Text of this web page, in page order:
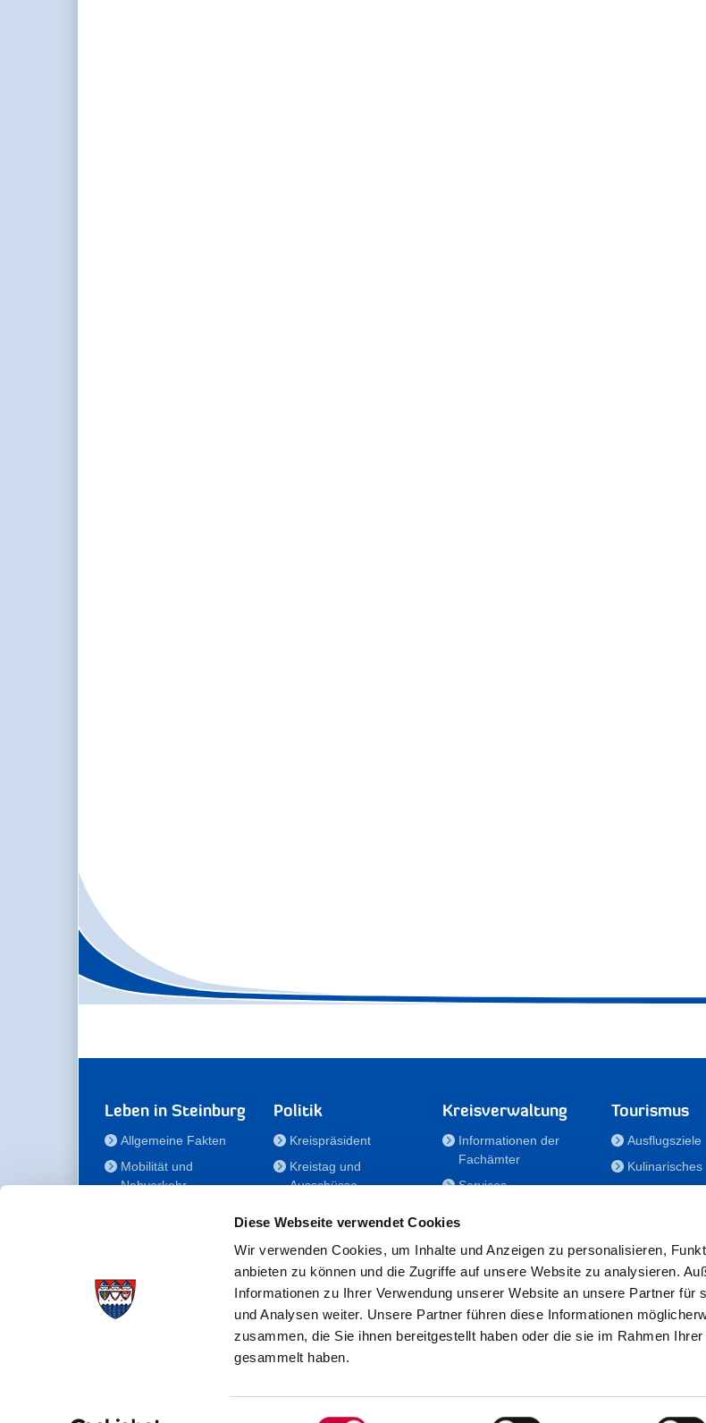
Diese Webseite verwendet Cookies
Wir verwenden Cookies, um Inhalte und Anzeigen zu personalisieren,
anbieten zu können und die Zugriffe auf unsere Website zu analysieren.
Informationen zu Ihrer Verwendung unserer Website an unsere Partner für
und Analysen weiter. Unsere Partner führen diese Informationen
zusammen, die Sie ihnen bereitgestellt haben oder die sie im Rahmen
gesammelt haben.
Einwilligungsauswahl
Leben in Steinburg
Allgemeine Fakten
Mobilität und
Nahverkehr
Gesundheit
Bildung
Politik
Kreispräsident
Kreistag und
Ausschüsse
für Menschen mit
Behinderung
Der
Kreisseniorenbeirat
Förderstiftung
Fördergesellschaft/Sportförderung
Kreisverwaltung
Informationen der
Fachämter
Services
Nachwuchskräfte
Notdienste
Bekanntmachungen
Formulare/Downloads
RSS-Feeds
Tourismus
Ausflugsziele
Kulinarisches